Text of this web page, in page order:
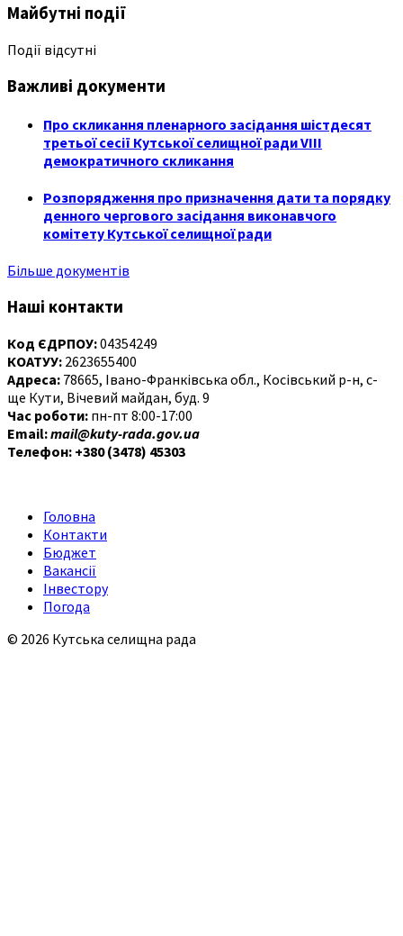
Майбутні події
Події відсутні
Важливі документи
Про скликання пленарного засідання шістдесят
третьої сесії Кутської селищної ради VIII
демократичного скликання
Розпорядження про призначення дати та порядку
денного чергового засідання виконавчого
комітету Кутської селищної ради
Більше документів
Наші контакти
Код ЄДРПОУ:04354249
КОАТУУ: 2623655400
Адреса: 78665, Івано-Франківська обл., Косівський р-н, с-
ще Кути, Вічевий майдан, буд. 9
Час роботи: пн-пт 8:00-17:00
Email:mail@kuty-rada.gov.ua
Телефон: +380 (3478) 45303
Головна
Контакти
Бюджет
Вакансії
Інвестору
Погода
© 2026 Кутська селищна рада